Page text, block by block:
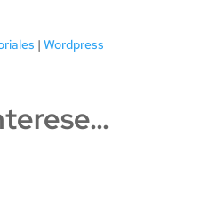
|Wordpress